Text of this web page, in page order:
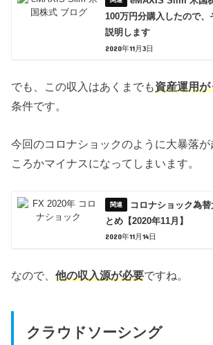
100万円分購入したので
説明します
2020年11月3日
でも、この収入はあくまでも資産運用
条件です。
今回のコロナショックのように大暴落
ころかマイナスになってしまいます。
コロナショック為
とめ【2020年11月】
2020年11月14日
なので、他の収入源が必要ですね。
クラウドソーシング